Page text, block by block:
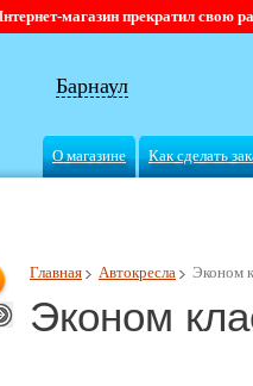
магазин прекратил свою
Барнаул
О магазине Как сделать
Главная Автокресла Эконом
Эконом